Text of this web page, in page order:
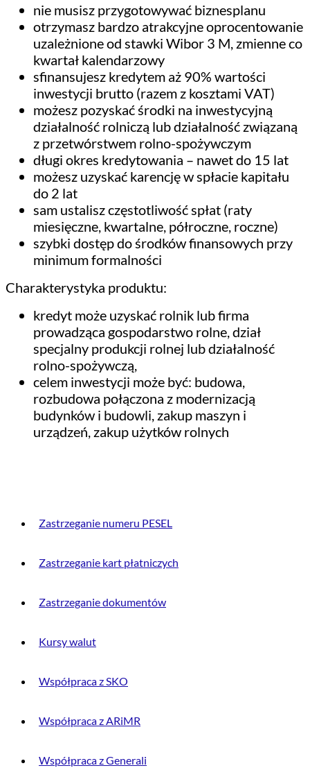
nie musisz przygotowywać biznesplanu
otrzymasz bardzo atrakcyjne oprocentowanie
uzależnione od stawki Wibor 3 M, zmienne co
kwartał kalendarzowy
sfinansujesz kredytem aż 90% wartości
inwestycji brutto (razem z kosztami VAT)
możesz pozyskać środki na inwestycyjną
działalność rolniczą lub działalność związaną
z przetwórstwem rolno-spożywczym
długi okres kredytowania – nawet do 15 lat
możesz uzyskać karencję w spłacie kapitału
do 2 lat
sam ustalisz częstotliwość spłat (raty
miesięczne, kwartalne, półroczne, roczne)
szybki dostęp do środków finansowych przy
minimum formalności
Charakterystyka produktu:
kredyt może uzyskać rolnik lub firma
prowadząca gospodarstwo rolne, dział
specjalny produkcji rolnej lub działalność
rolno-spożywczą,
celem inwestycji może być: budowa,
rozbudowa połączona z modernizacją
budynków i budowli, zakup maszyn i
urządzeń, zakup użytków rolnych
Zastrzeganie numeru PESEL
Zastrzeganie kart płatniczych
Zastrzeganie dokumentów
Kursy walut
Współpraca z SKO
Współpraca z ARiMR
Współpraca z Generali